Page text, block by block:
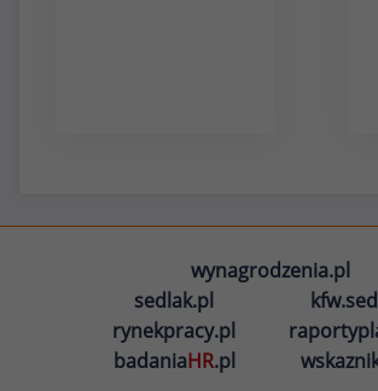
wynagrodzenia.pl
sedlak.pl
rynekpracy.pl
badaniaHR.pl